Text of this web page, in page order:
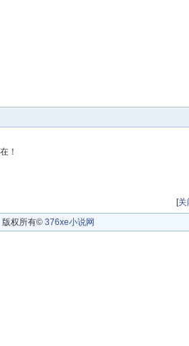
！
[关
版权所有© 376xe小说网